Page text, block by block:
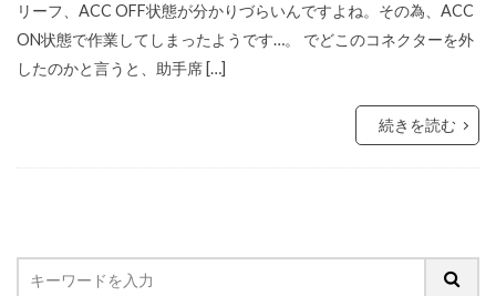
リーフ、ACC OFF状態が分かりづらいんですよね。その為、ACC
ON状態で作業してしまったようです…。 でどこのコネクターを外
したのかと言うと、助手席 […]
続きを読む